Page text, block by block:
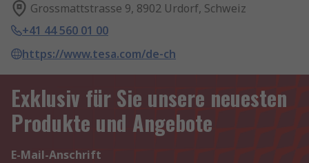
Grossmattstrasse 9, 8902 Urdorf, Schweiz
+41 44 560 01 00
https://www.tesa.com/de-ch
Exklusiv für Sie unsere neuesten
Produkte und Angebote
E-Mail-Anschrift